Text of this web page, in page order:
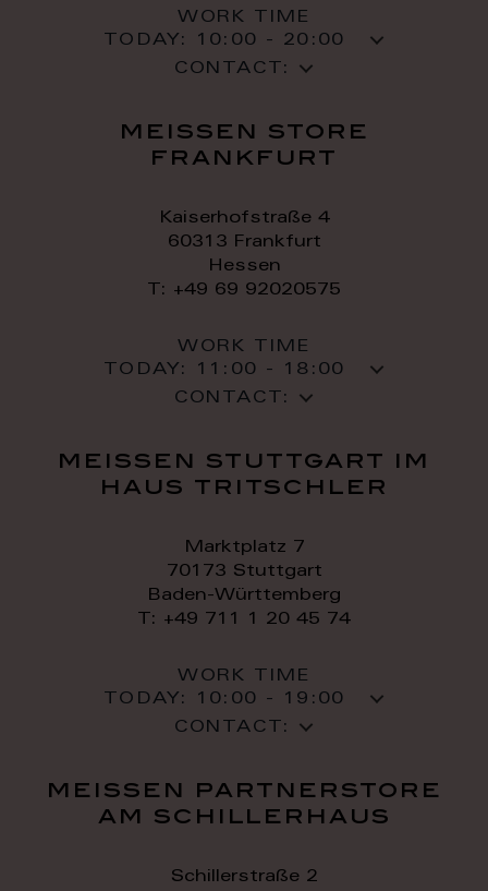
WORK TIME
TODAY:
10:00 - 20:00
CONTACT:
meissen store
frankfurt
Kaiserhofstraße 4
60313 Frankfurt
Hessen
T: +49 69 92020575
WORK TIME
TODAY:
11:00 - 18:00
CONTACT:
meissen stuttgart im
haus tritschler
Marktplatz 7
70173 Stuttgart
Baden-Württemberg
T: +49 711 1 20 45 74
WORK TIME
TODAY:
10:00 - 19:00
CONTACT:
meissen partnerstore
am schillerhaus
Schillerstraße 2